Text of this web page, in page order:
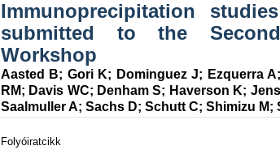
Immunoprecipitation
submitted to the
Workshop
Aasted B; Gori K; Dominguez J; Ezquerra A;
RM; Davis WC; Denham S; Haverson K;
Saalmuller A; Sachs D; Schutt C; Shimizu M;
Folyóiratcikk